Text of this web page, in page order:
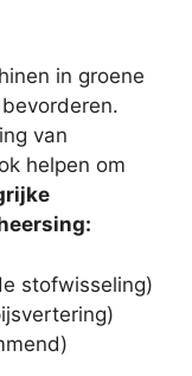
in groene
van
helpen om
stofwisseling)